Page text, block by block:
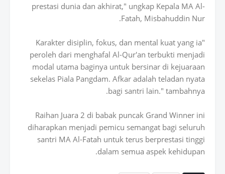
prestasi dunia dan akhirat," ungkap Kepala MA Al-
Fatah, Misbahuddin Nur.
"Karakter disiplin, fokus, dan mental kuat yang ia
peroleh dari menghafal Al-Qur'an terbukti menjadi
modal utama baginya untuk bersinar di kejuaraan
sekelas Piala Pangdam. Afkar adalah teladan nyata
bagi santri lain." tambahnya.
Raihan Juara 2 di babak puncak Grand Winner ini
diharapkan menjadi pemicu semangat bagi seluruh
santri MA Al-Fatah untuk terus berprestasi tinggi
dalam semua aspek kehidupan.